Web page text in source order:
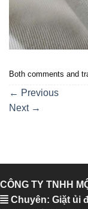
Both comments and
← Previous
Next →
CÔNG TY TNHH
Chuyên: Giặt ủi